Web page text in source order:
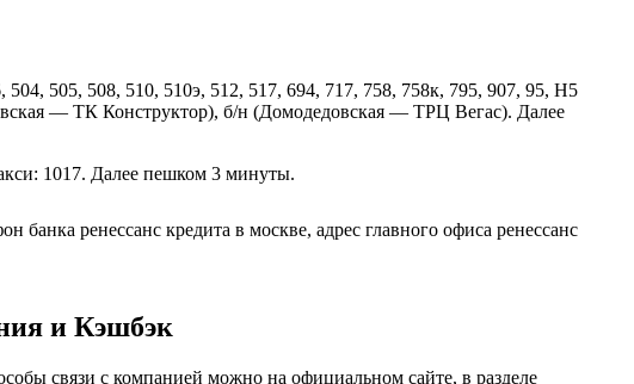
505, 508, 510, 510э, 512, 517, 694, 717, 758, 758к, 795, 907, 95, Н5
— ТК Конструктор), б/н (Домодедовская — ТРЦ Вегас). Далее
1017. Далее пешком 3 минуты.
ренессанс кредита в москве, адрес главного офиса ренессанс
и Кэшбэк
связи с компанией можно на официальном сайте, в разделе